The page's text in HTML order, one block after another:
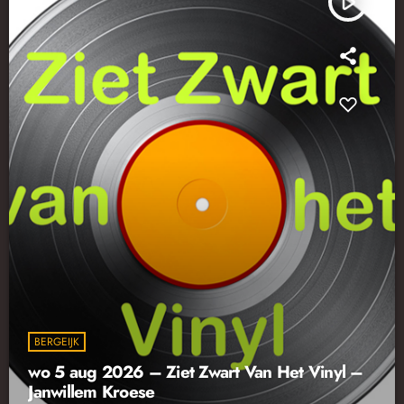
BERGEIJK
wo 5 aug 2026 – Ziet Zwart Van Het Vinyl –
Janwillem Kroese